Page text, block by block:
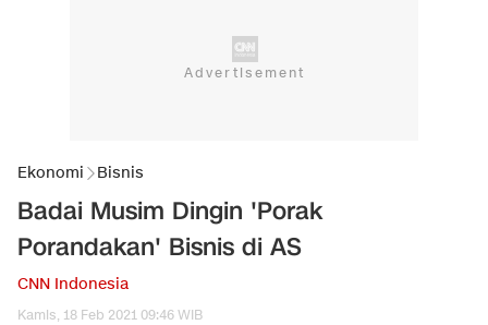
Ekonomi Bisnis
Badai Musim Dingin 'Porak
Porandakan' Bisnis di AS
CNN Indonesia
Kamis, 18 Feb 2021 09:46 WIB